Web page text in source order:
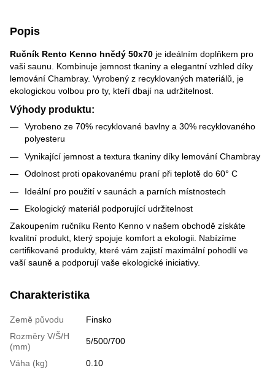
Popis
Ručník Rento Kenno hnědý 50x70 je ideálním doplňkem pro
vaši saunu. Kombinuje jemnost tkaniny a elegantní vzhled díky
lemování Chambray. Vyrobený z recyklovaných materiálů, je
ekologickou volbou pro ty, kteří dbají na udržitelnost.
Výhody produktu:
Vyrobeno ze 70% recyklované bavlny a 30% recyklovaného
polyesteru
Vynikající jemnost a textura tkaniny díky lemování Chambray
Odolnost proti opakovanému praní při teplotě do 60° C
Ideální pro použití v saunách a parních místnostech
Ekologický materiál podporující udržitelnost
Zakoupením ručníku Rento Kenno v našem obchodě získáte
kvalitní produkt, který spojuje komfort a ekologii. Nabízíme
certifikované produkty, které vám zajistí maximální pohodlí ve
vaší sauně a podporují vaše ekologické iniciativy.
Charakteristika
Země původu
Finsko
Rozměry V/Š/H
(mm)
5/500/700
Váha (kg) 0.10